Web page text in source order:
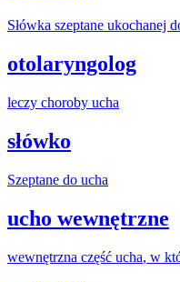
Słówka szeptane ukochanej
otolaryngolog
leczy choroby ucha
słówko
Szeptane do ucha
ucho wewnętrzne
wewnętrzna część ucha, w